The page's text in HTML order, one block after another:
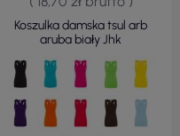
Koszulka damska tsul arb
aruba biały Jhk